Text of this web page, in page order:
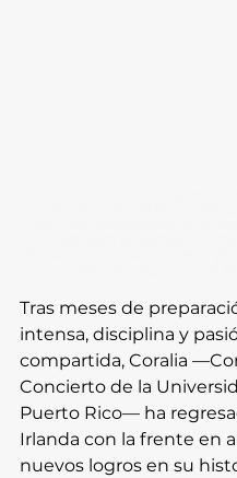
Tras meses de
intensa, disciplina y
compartida, Coralia
Concierto de la
Puerto Rico— ha
Irlanda con la frente en
nuevos logros en su